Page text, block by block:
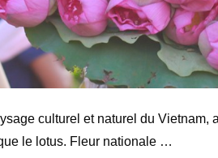
culturel et naturel du Vietnam,
le lotus. Fleur nationale …